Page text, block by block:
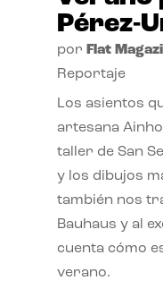
Pérez-
por Flat
Reportaje
Los asientos
artesana
taller de San
y los dibujos
también nos
Bauhaus y al
cuenta cómo
verano.